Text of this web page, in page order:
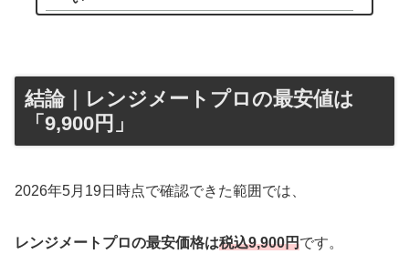
結論｜レンジメートプロの最安値は
「9,900円」
2026年5月19日時点で確認できた範囲では、
レンジメートプロの最安価格は税込9,900円です。